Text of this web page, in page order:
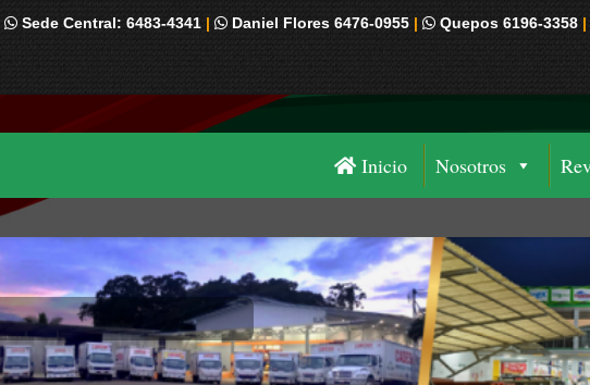
Sede Central: 6483-4341 | Daniel Flores 6476-0955 | Quepos 6196-3358 |
Inicio Nosotros
Estás aquí: